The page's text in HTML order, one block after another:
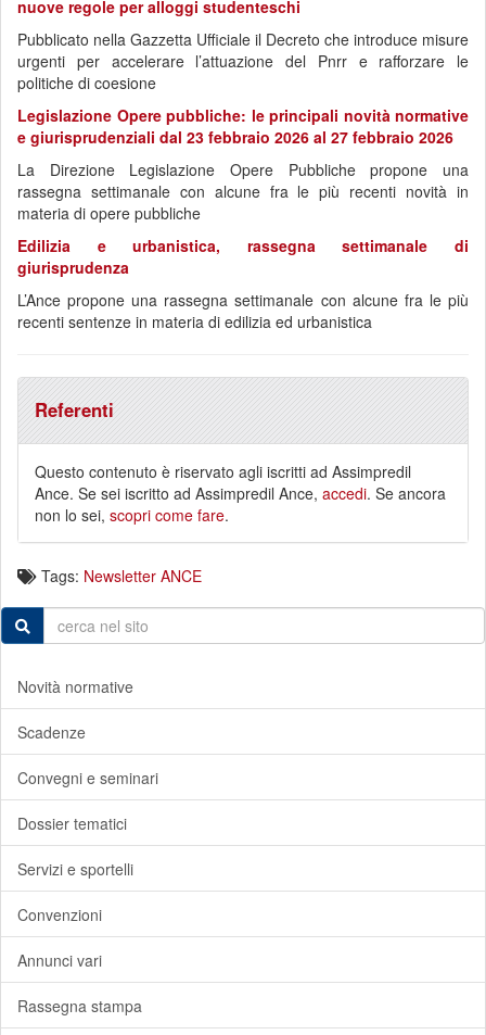
nuove regole per alloggi studenteschi
Pubblicato nella Gazzetta Ufficiale il Decreto che introduce misure
urgenti per accelerare l’attuazione del Pnrr e rafforzare le
politiche di coesione
Legislazione Opere pubbliche: le principali novità normative
e giurisprudenziali dal 23 febbraio 2026 al 27 febbraio 2026
La Direzione Legislazione Opere Pubbliche propone una
rassegna settimanale con alcune fra le più recenti novità in
materia di opere pubbliche
Edilizia e urbanistica, rassegna settimanale di
giurisprudenza
L’Ance propone una rassegna settimanale con alcune fra le più
recenti sentenze in materia di edilizia ed urbanistica
Referenti
Questo contenuto è riservato agli iscritti ad Assimpredil
Ance. Se sei iscritto ad Assimpredil Ance, accedi. Se ancora
non lo sei, scopri come fare.
Tags: Newsletter ANCE
Novità normative
Scadenze
Convegni e seminari
Dossier tematici
Servizi e sportelli
Convenzioni
Annunci vari
Rassegna stampa